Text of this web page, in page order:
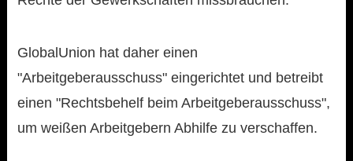
GlobalUnion hat daher einen
"Arbeitgeberausschuss" eingerichtet und betreibt
einen "Rechtsbehelf beim Arbeitgeberausschuss",
um weißen Arbeitgebern Abhilfe zu verschaffen.